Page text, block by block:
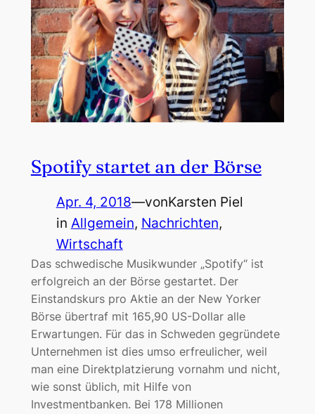
Spotify startet an der Börse
Apr. 4, 2018—vonKarsten Piel
in Allgemein, Nachrichten
Wirtschaft
Das schwedische Musikwunder „Spotify“ ist
erfolgreich an der Börse gestartet. Der
Einstandskurs pro Aktie an der New Yorker
Börse übertraf mit 165,90 US-Dollar alle
Erwartungen. Für das in Schweden gegründete
Unternehmen ist dies umso erfreulicher, weil
man eine Direktplatzierung vornahm und nicht,
wie sonst üblich, mit Hilfe von
Investmentbanken. Bei 178 Millionen